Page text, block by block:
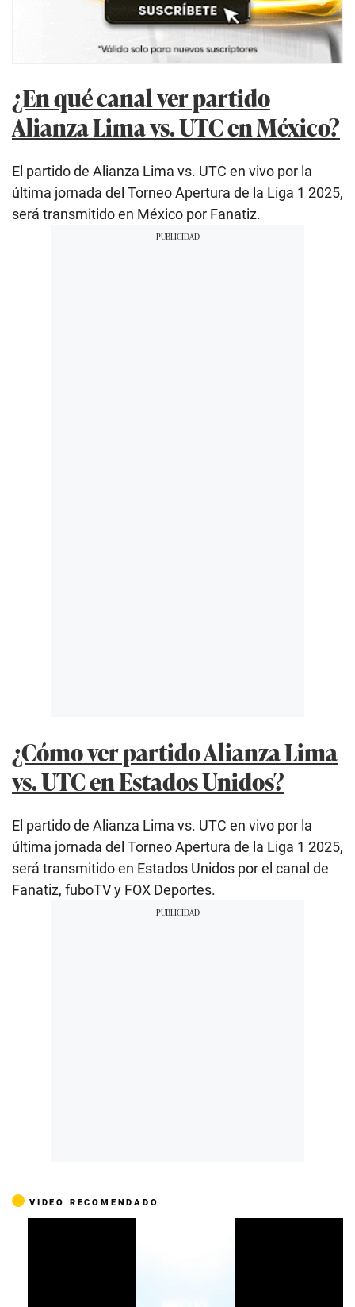
¿En qué canal ver partido
Alianza Lima vs. UTC en México?
El partido de Alianza Lima vs. UTC en vivo por la
última jornada del Torneo Apertura de la Liga 1 2025,
será transmitido en México por Fanatiz.
¿Cómo ver partido Alianza Lima
vs. UTC en Estados Unidos?
El partido de Alianza Lima vs. UTC en vivo por la
última jornada del Torneo Apertura de la Liga 1 2025,
será transmitido en Estados Unidos por el canal de
Fanatiz, fuboTV y FOX Deportes.
VIDEO RECOMENDADO